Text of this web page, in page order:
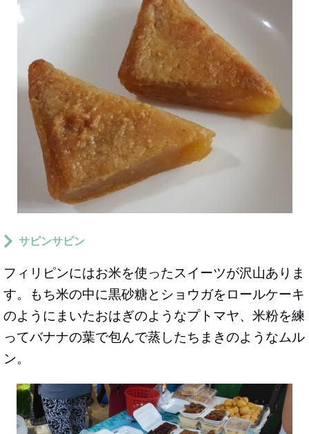
サピンサピン
フィリピンにはお米を使ったスイーツが沢山ありま
す。もち米の中に黒砂糖とショウガをロールケーキ
のようにまいたおはぎのようなプトマヤ、米粉を練
ってバナナの葉で包んで蒸したちまきのようなムル
ン。